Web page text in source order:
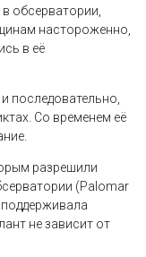
обсерватории,
настороженно,
в её
последовательно,
Со временем её
разрешили
(Palomar
не зависит от